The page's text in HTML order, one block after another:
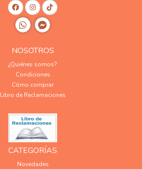
NOSOTROS
¿Quiénes somos?
Condiciones
Cómo comprar
Libro de Reclamaciones
CATEGORÍAS
Novedades